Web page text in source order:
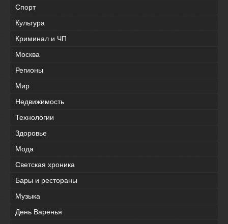
Спорт
Культура
Криминал и ЧП
Москва
Регионы
Мир
Недвижимость
Технологии
Здоровье
Мода
Светская хроника
Бары и рестораны
Музыка
День Варенья